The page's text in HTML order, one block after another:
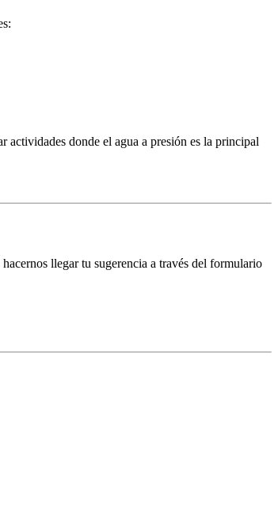
actividades donde el agua a presión es la principal
llegar tu sugerencia a través del formulario